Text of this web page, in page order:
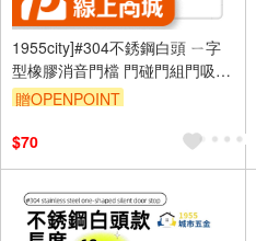
1955city]#304不銹鋼白頭 ㄧ字
型橡膠消音門檔 門碰門組門吸打
孔款1101-A 不銹鋼烤漆白+黑頭
贈OPENPOINT
$70